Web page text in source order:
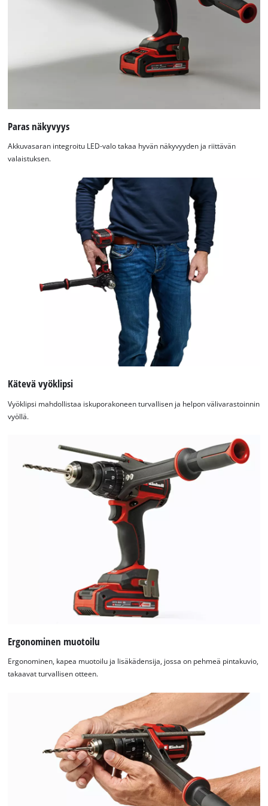
Paras näkyvyys
Akkuvasaran integroitu LED-valo takaa hyvän näkyvyyden ja riittävän
valaistuksen.
Kätevä vyöklipsi
Vyöklipsi mahdollistaa iskuporakoneen turvallisen ja helpon välivarastoinnin
vyöllä.
Ergonominen muotoilu
Ergonominen, kapea muotoilu ja lisäkädensija, jossa on pehmeä pintakuvio,
takaavat turvallisen otteen.